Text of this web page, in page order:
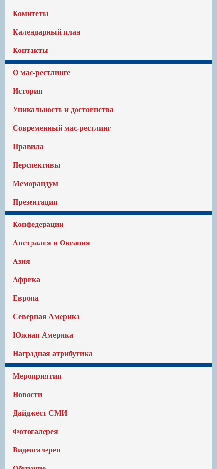
Комитеты
Календарный план
Контакты
О мас-рестлинге
История
Уникальность и достоинства
Современный мас-рестлинг
Правила
Перспективы
Меморандум
Презентация
Конфедерации
Австралия и Океания
Азия
Африка
Европа
Северная Америка
Южная Америка
Наградная атрибутика
Мероприятия
Новости
Дайджест СМИ
Фотогалерея
Видеогалерея